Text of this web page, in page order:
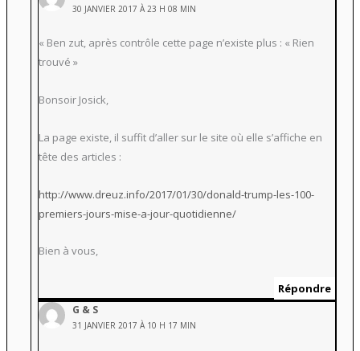
30 JANVIER 2017 À 23 H 08 MIN
« Ben zut, après contrôle cette page n’existe plus : « Rien
trouvé »
Bonsoir Josick,
La page existe, il suffit d’aller sur le site où elle s’affiche en
tête des articles :
http://www.dreuz.info/2017/01/30/donald-trump-les-100-
premiers-jours-mise-a-jour-quotidienne/
Bien à vous,
Répondre
G & S
31 JANVIER 2017 À 10 H 17 MIN